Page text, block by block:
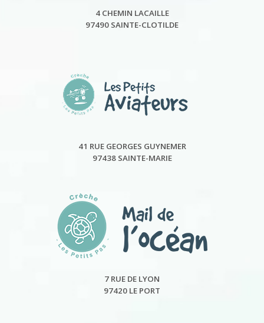
4 CHEMIN LACAILLE
97490 SAINTE-CLOTILDE
41 RUE GEORGES GUYNEMER
97438 SAINTE-MARIE
7 RUE DE LYON
97420 LE PORT